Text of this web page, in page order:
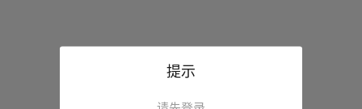
提示